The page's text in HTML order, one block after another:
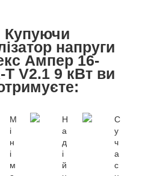
Купуючи
напруги
Ампер 16-
Т V2.1 9 кВт ви
М
і
н
і
м
Н
а
д
і
й
С
у
ч
а
с